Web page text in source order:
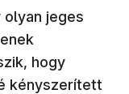
olyan jeges
hogy
kényszerített